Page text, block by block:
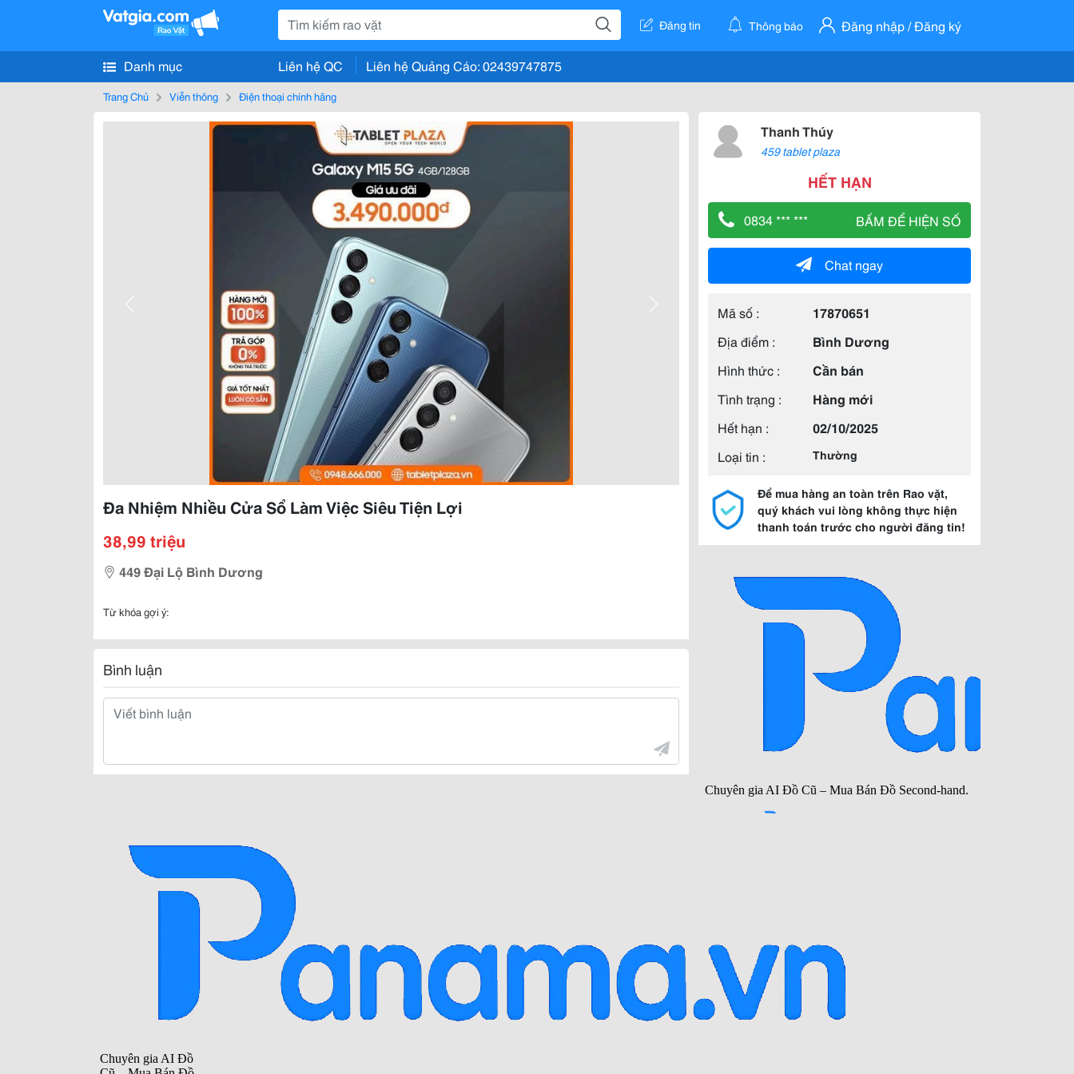
Đăng tin Thông báo Đăng nhập / Đăng ký
Danh mục Liên hệ QC Liên hệ Quảng Cáo: 02439747875
Trang Chủ Viễn thông Điện thoại chính hãng
Đa Nhiệm Nhiều Cửa Sổ Làm Việc Siêu Tiện Lợi
38,99 triệu
449 Đại Lộ Bình Dương
Từ khóa gợi ý:
Bình luận
Thanh Thúy
459 tablet plaza
HẾT HẠN
0834 *** *** BẤM ĐỂ HIỆN SỐ
Chat ngay
Mã số :
17870651
Địa điểm :
Bình Dương
Hình thức :
Cần bán
Tình trạng :
Hàng mới
Hết hạn :
02/10/2025
Loại tin :
Thường
Để mua hàng an toàn trên Rao vặt,
quý khách vui lòng không thực hiện
thanh toán trước cho người đăng tin!